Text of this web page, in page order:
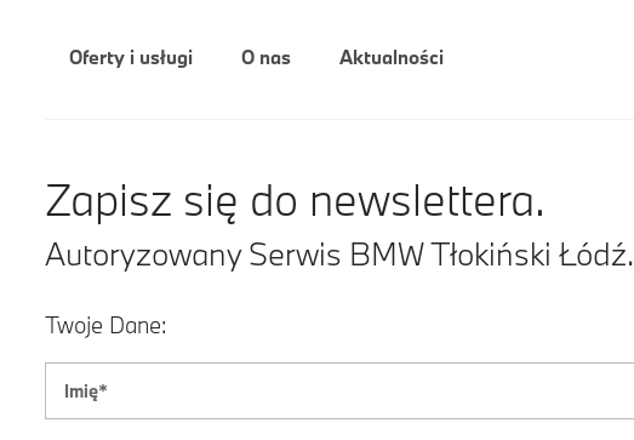
Oferty i usługi O nas Aktualności
Zapisz się do newslettera.
Autoryzowany Serwis BMW Tłokiński Łódź.
Twoje Dane: